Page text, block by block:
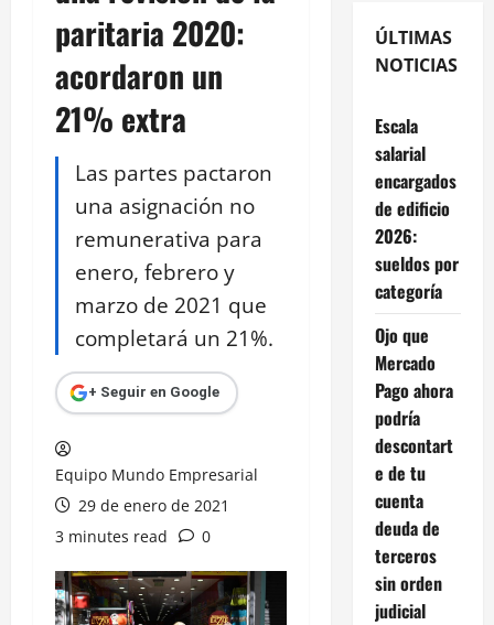
paritaria 2020:
acordaron un
21% extra
Las partes pactaron
una asignación no
remunerativa para
enero, febrero y
marzo de 2021 que
completará un 21%.
+ Seguir en Google
Equipo Mundo Empresarial
29 de enero de 2021
3 minutes read
0
ÚLTIMAS
NOTICIAS
Escala
salarial
encargados
de edificio
2026:
sueldos por
categoría
Ojo que
Mercado
Pago ahora
podría
descontart
e de tu
cuenta
deuda de
terceros
sin orden
judicial